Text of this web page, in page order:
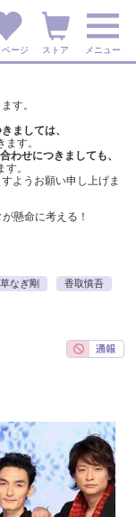
ージ ストア メニュー
す。
ましては、
す。
わせにつきましても、
。
ようお願い申し上げま
懸命に考える！
草なぎ剛 香取慎吾